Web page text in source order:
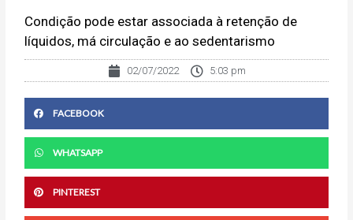
Condição pode estar associada à retenção de
líquidos, má circulação e ao sedentarismo
02/07/2022 5:03 pm
FACEBOOK
WHATSAPP
PINTEREST